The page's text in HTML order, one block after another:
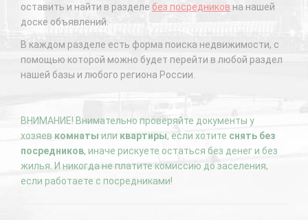
оставить и найти в разделе без посредников на нашей
доске объявлений.
В каждом разделе есть форма поиска недвижимости, с
помощью которой можно будет перейти в любой раздел
нашей базы и любого региона России.
ВНИМАНИЕ! Внимательно проверяйте документы у
хозяев комнаты или квартиры, если хотите снять без
посредников, иначе рискуете остаться без денег и без
жилья. И никогда не платите комиссию до заселения,
если работаете с посредниками!